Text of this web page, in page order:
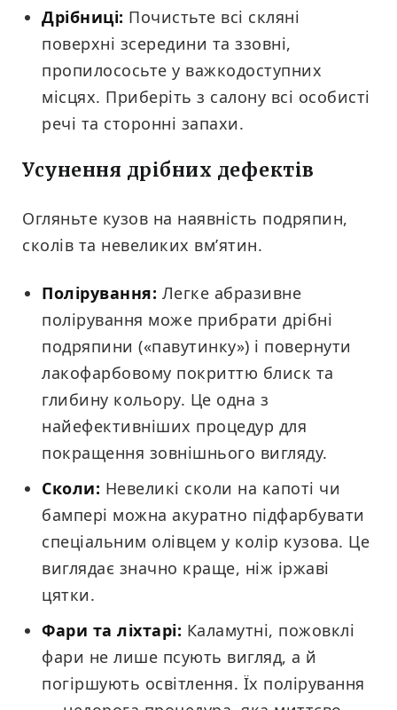
Дрібниці: Почистьте всі скляні
поверхні зсередини та ззовні,
пропилососьте у важкодоступних
місцях. Приберіть з салону всі особисті
речі та сторонні запахи.
Усунення дрібних дефектів
Огляньте кузов на наявність подряпин,
сколів та невеликих вм’ятин.
Полірування: Легке абразивне
полірування може прибрати дрібні
подряпини («павутинку») і повернути
лакофарбовому покриттю блиск та
глибину кольору. Це одна з
найефективніших процедур для
покращення зовнішнього вигляду.
Сколи: Невеликі сколи на капоті чи
бампері можна акуратно підфарбувати
спеціальним олівцем у колір кузова. Це
виглядає значно краще, ніж іржаві
цятки.
Фари та ліхтарі: Каламутні, пожовклі
фари не лише псують вигляд, а й
погіршують освітлення. Їх полірування